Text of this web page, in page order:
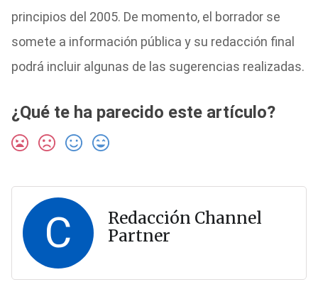
principios del 2005. De momento, el borrador se
somete a información pública y su redacción final
podrá incluir algunas de las sugerencias realizadas.
¿Qué te ha parecido este artículo?
C
Redacción Channel
Partner